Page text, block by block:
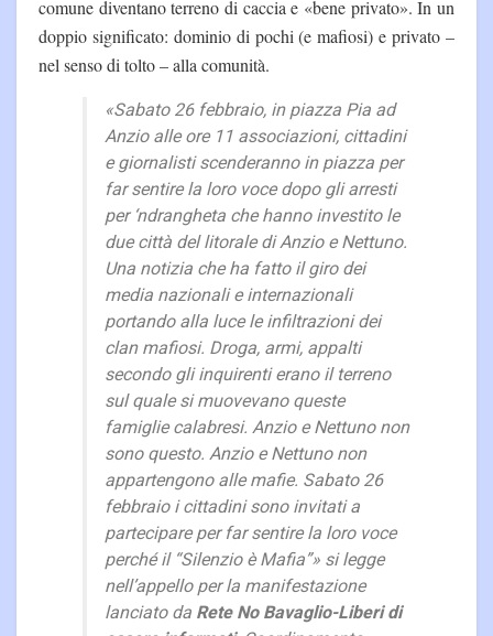
comune diventano terreno di caccia e «bene privato». In un
doppio significato: dominio di pochi (e mafiosi) e privato –
nel senso di tolto – alla comunità.
«Sabato26 febbraio, in piazza Pia ad
Anzio alle ore 11 associazioni, cittadini
e giornalisti scenderanno in piazza per
far sentire la loro voce dopo gli arresti
per ‘ndrangheta che hanno investito le
due città del litorale di Anzio e Nettuno.
Una notizia che ha fatto il giro dei
media nazionali e internazionali
portando alla luce le infiltrazioni dei
clan mafiosi. Droga, armi, appalti
secondo gli inquirenti erano il terreno
sul quale si muovevano queste
famiglie calabresi. Anzio e Nettuno non
sono questo. Anzio e Nettuno non
appartengono alle mafie. Sabato 26
febbraio i cittadini sono invitati a
partecipare per far sentire la loro voce
perché il “Silenzio è Mafia”» si legge
nell’appello per la manifestazione
lanciato da Rete No Bavaglio-Liberi di